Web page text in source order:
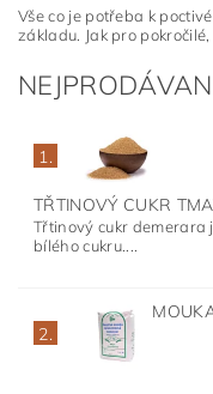
Vše co je potřeba k
základu. Jak pro
1.
TŘTINOVÝ CUKR
Třtinový cukr demerara
bílého cukru....
2.